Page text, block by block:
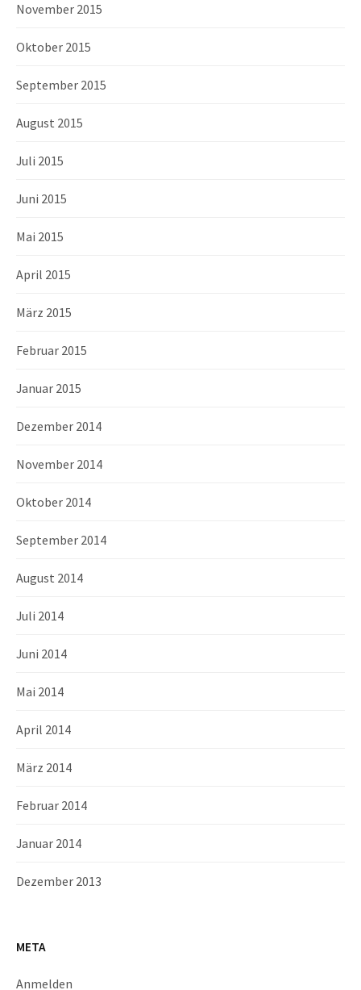
November 2015
Oktober 2015
September 2015
August 2015
Juli 2015
Juni 2015
Mai 2015
April 2015
März 2015
Februar 2015
Januar 2015
Dezember 2014
November 2014
Oktober 2014
September 2014
August 2014
Juli 2014
Juni 2014
Mai 2014
April 2014
März 2014
Februar 2014
Januar 2014
Dezember 2013
META
Anmelden